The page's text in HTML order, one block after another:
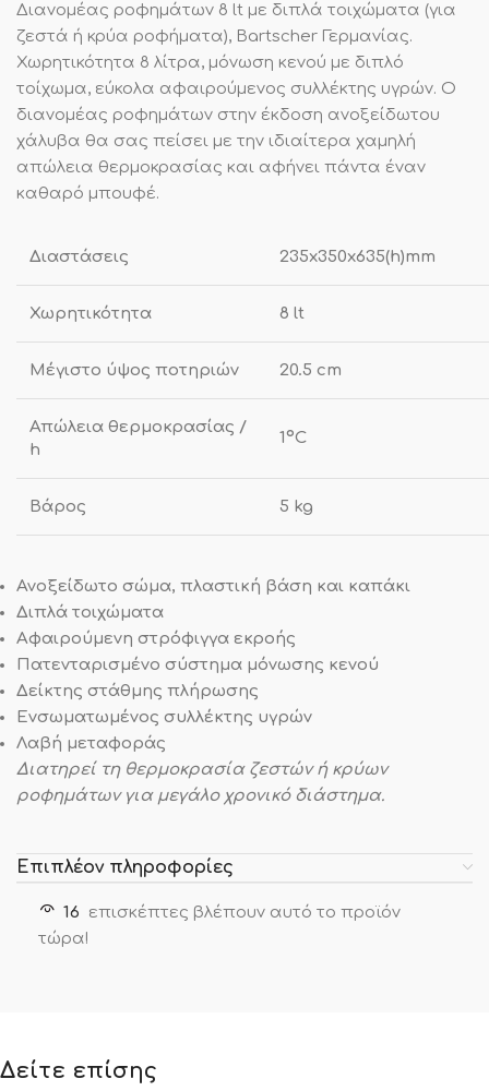
Διανομέας ροφημάτων 8 lt με διπλά τοιχώματα (για
ζεστά ή κρύα ροφήματα), Bartscher Γερμανίας.
Χωρητικότητα 8 λίτρα, μόνωση κενού με διπλό
τοίχωμα, εύκολα αφαιρούμενος συλλέκτης υγρών. Ο
διανομέας ροφημάτων στην έκδοση ανοξείδωτου
χάλυβα θα σας πείσει με την ιδιαίτερα χαμηλή
απώλεια θερμοκρασίας και αφήνει πάντα έναν
καθαρό μπουφέ.
Διαστάσεις 235x350x635(h)mm
Χωρητικότητα 8 lt
Μέγιστο ύψος ποτηριών 20.5 cm
Απώλεια θερμοκρασίας /
h
1ºC
Βάρος 5 kg
Ανοξείδωτο σώμα, πλαστική βάση και καπάκι
Διπλά τοιχώματα
Αφαιρούμενη στρόφιγγα εκροής
Πατενταρισμένο σύστημα μόνωσης κενού
Δείκτης στάθμης πλήρωσης
Ενσωματωμένος συλλέκτης υγρών
Λαβή μεταφοράς
Διατηρεί τη θερμοκρασία ζεστών ή κρύων
ροφημάτων για μεγάλο χρονικό διάστημα.
Επιπλέον πληροφορίες
16 επισκέπτες βλέπουν αυτό το προϊόν
τώρα!
Δείτε επίσης